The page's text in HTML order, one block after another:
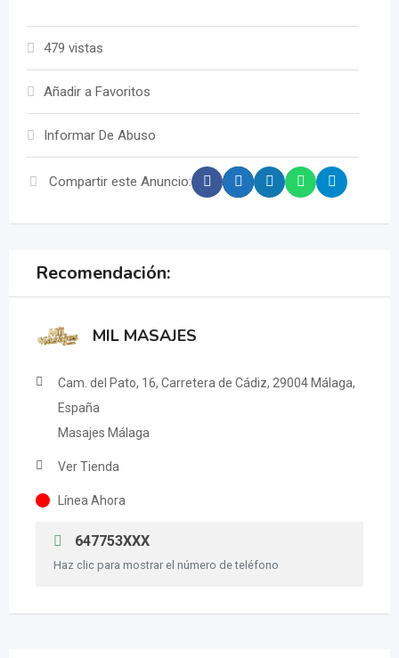
479 vistas
Añadir a Favoritos
Informar De Abuso
Compartir este Anuncio:
Recomendación:
MIL MASAJES
Cam. del Pato, 16, Carretera de Cádiz, 29004 Málaga,
España
Masajes Málaga
Ver Tienda
Línea Ahora
647753XXX
Haz clic para mostrar el número de teléfono